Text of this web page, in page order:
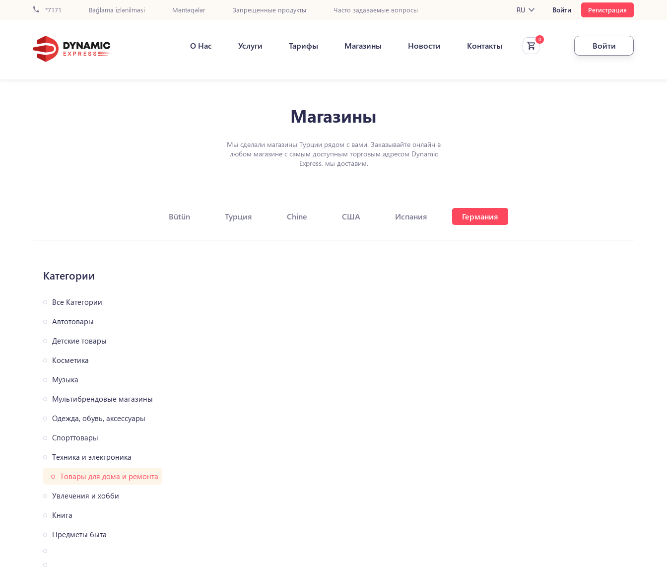
*7171 Bağlama izlənilməsi Məntəqələr Запрещенные продукты Часто задаваемые вопросы RU Войти Регистрация
О Нас Услуги Тарифы Магазины Новости Контакты Войти
Магазины
Мы сделали магазины Турции рядом с вами. Заказывайте онлайн в
любом магазине с самым доступным торговым адресом Dynamic
Express, мы доставим.
Bütün Турция Chine США Испания Германия
Категории
Все Категории
Автотовары
Детские товары
Косметика
Музыка
Мультибрендовые магазины
Одежда, обувь, аксессуары
Спорттовары
Техника и электроника
Товары для дома и ремонта
Увлечения и хобби
Книга
Предметы быта